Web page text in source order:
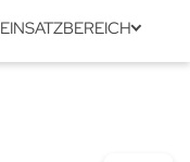
EINSATZBEREICH